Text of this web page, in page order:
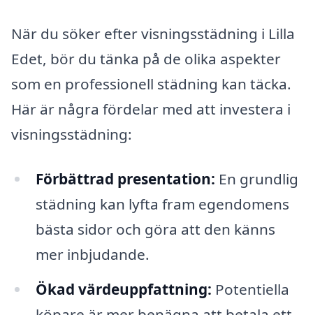
När du söker efter visningsstädning i Lilla
Edet, bör du tänka på de olika aspekter
som en professionell städning kan täcka.
Här är några fördelar med att investera i
visningsstädning:
Förbättrad presentation: En grundlig
städning kan lyfta fram egendomens
bästa sidor och göra att den känns
mer inbjudande.
Ökad värdeuppfattning: Potentiella